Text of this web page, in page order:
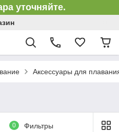
уточняйте.
Аксессуары для
0 Фильтры